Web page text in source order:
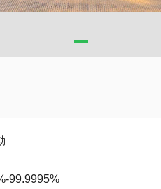
99.9995%